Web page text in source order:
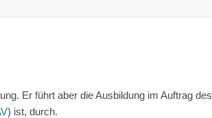
Er führt aber die Ausbildung im Auftrag des
) ist, durch.